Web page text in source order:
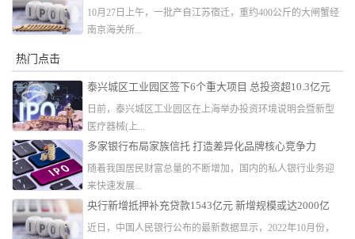
10月27日上午，一批产自江苏宿迁，重约400公斤的大闸蟹经
南京海关所...
热门点击
泰兴城区工业园区签下6个重大项目 总投资超10.3亿元
日前，泰兴城区工业园区在上海举办投资环境说明会暨新型
医疗器械(上...
多家银行布局家族信托 打造差异化品牌核心竞争力
随着我国居民财富总量的不断增加，国内的私人银行业务迎
来快速发展...
央行新增抵押补充贷款1543亿元 新增规模或达2000亿
近日，中国人民银行公布的最新数据显示，2022年10月份，